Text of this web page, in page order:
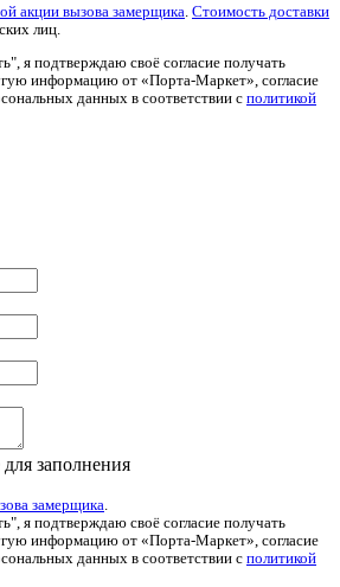
акции вызова замерщика Стоимость доставки
лиц.
я подтверждаю своё согласие получать
информацию от «Порта-Маркет», согласие
данных в соответствии с политикой
заполнения
замерщика.
я подтверждаю своё согласие получать
информацию от «Порта-Маркет», согласие
данных в соответствии с политикой